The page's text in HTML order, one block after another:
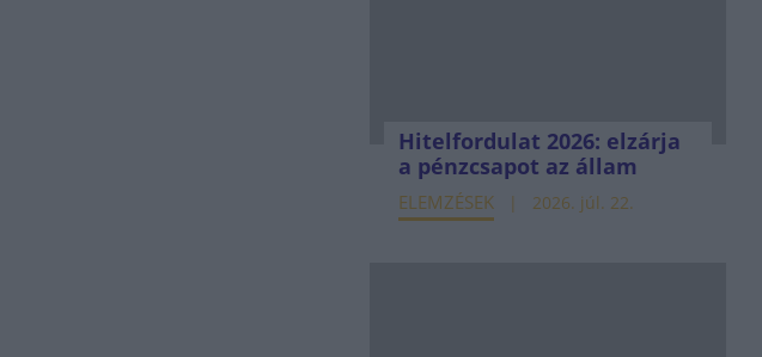
Hitelfordulat 2026: elzárja
a pénzcsapot az állam
ELEMZÉSEK 2026. júl. 22.